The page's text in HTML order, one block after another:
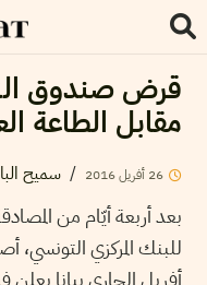
قرض صندوق
مقابل الطاعة
26 أفريل2016
/ سميح
بعد أربعة أيّام من
أفريل الجاري بيانا